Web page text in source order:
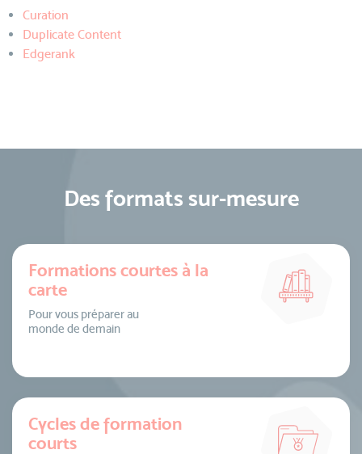
Curation
Duplicate Content
Edgerank
Des formats sur-mesure
Formations courtes à la
carte
Pour vous préparer au
monde de demain
Cycles de formation
courts